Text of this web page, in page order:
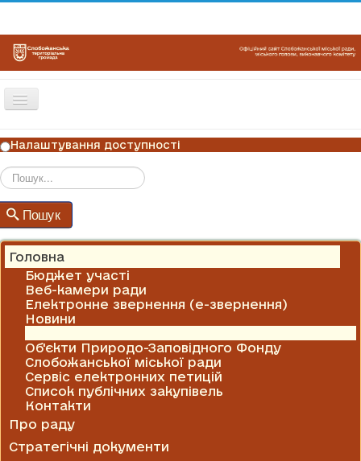
Перемикач
ГОЛОВНА
НОВИНИ
ОГОЛОШЕННЯ
ГРАФІКИ ПРИЙОМУ
КОНТАКТИ
Налаштування доступності
Пошук
Головна
Бюджет участі
Веб-камери ради
Електронне звернення (е-звернення)
Новини
Об'єкти Природо-Заповідного Фонду
Слобожанської міської ради
Сервіс електронних петицій
Список публічних закупівель
Контакти
Про раду
Стратегічні документи